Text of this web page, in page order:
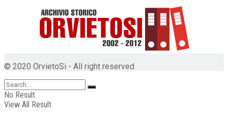
© 2020 OrvietoSi - All right reserved
No Result
View All Result